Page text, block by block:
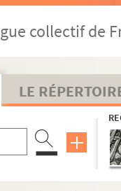
collectif de
LE
probablement été
passagers dont Mme
sur un étang dont
mariage. Au premier
luge avec un homme et
sortant de l'église
deux femmes assises